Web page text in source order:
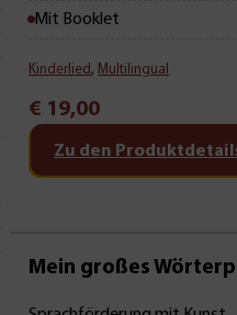
Mit Booklet
Kinderlied , Multilingual
€ 19,00
Zu den
Mein großes